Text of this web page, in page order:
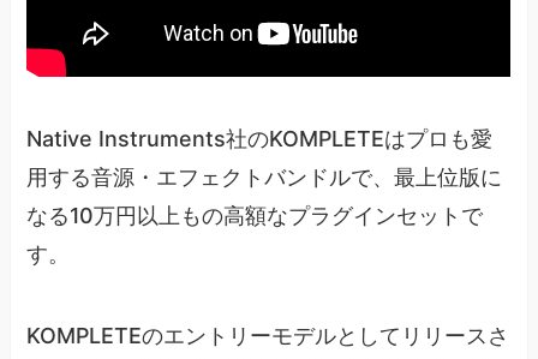
Native Instruments社のKOMPLETEはプロも愛
用する音源・エフェクトバンドルで、最上位版に
なる10万円以上もの高額なプラグインセットで
す。
KOMPLETEのエントリーモデルとしてリリースさ